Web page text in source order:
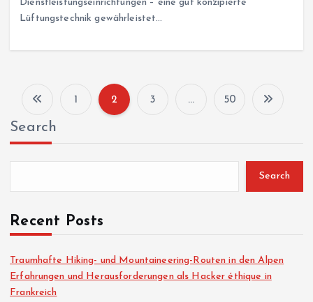
Dienstleistungseinrichtungen – eine gut konzipierte
Lüftungstechnik gewährleistet…
s
p
1 2 3 … 50
Search
Search
Recent Posts
Traumhafte Hiking- und Mountaineering-Routen in den Alpen
Erfahrungen und Herausforderungen als Hacker éthique in
Frankreich